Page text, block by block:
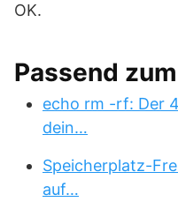
OK.
Passend
echo rm -rf: Der
dein…
Speicherplatz-
auf…